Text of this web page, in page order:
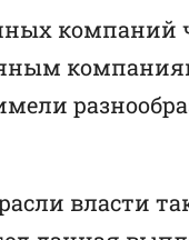
компаний
власти